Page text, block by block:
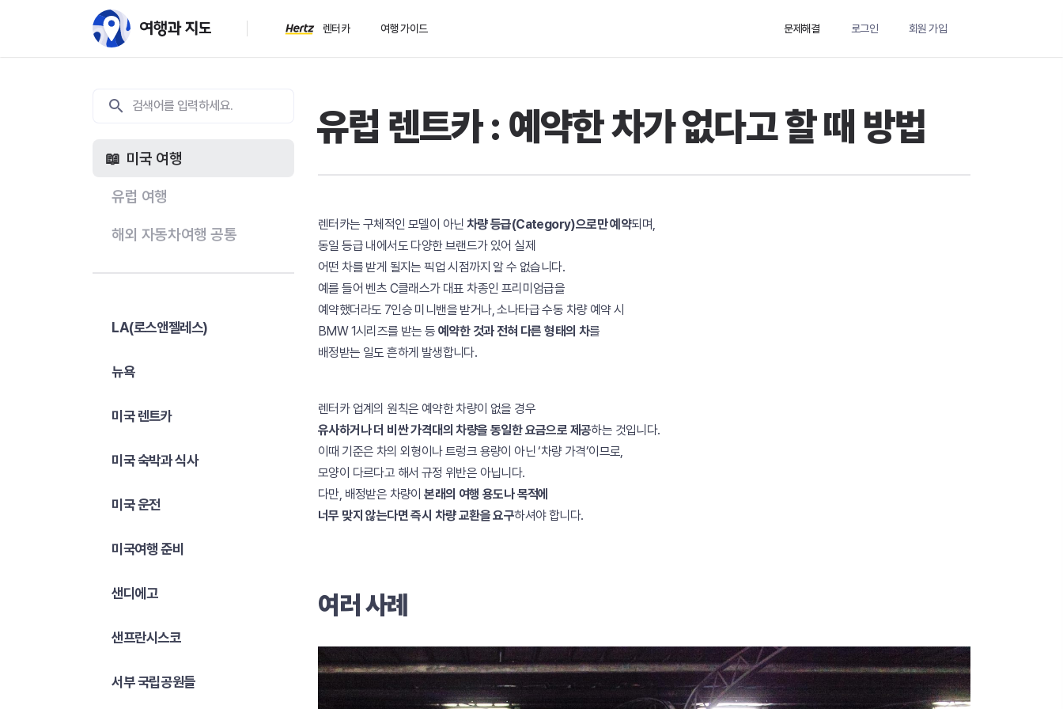
렌터카 여행 가이드 문제해결 로그인 회원 가입
미국 여행
유럽 여행
해외 자동차여행 공통
LA(로스앤젤레스)
뉴욕
미국 렌트카
미국 숙박과 식사
미국 운전
미국여행 준비
샌디에고
샌프란시스코
서부 국립공원들
유럽 렌트카 : 예약한 차가 없다고 할 때 방법
렌터카는 구체적인 모델이 아닌 차량 등급(Category)으로만 예약되며,
동일 등급 내에서도 다양한 브랜드가 있어 실제
어떤 차를 받게 될지는 픽업 시점까지 알 수 없습니다.
예를 들어 벤츠 C클래스가 대표 차종인 프리미엄급을
예약했더라도 7인승 미니밴을 받거나, 소나타급 수동 차량 예약 시
BMW 1시리즈를 받는 등 예약한 것과 전혀 다른 형태의 차를
배정받는 일도 흔하게 발생합니다.
렌터카 업계의 원칙은 예약한 차량이 없을 경우
유사하거나 더 비싼 가격대의 차량을 동일한 요금으로 제공하는 것입니다.
이때 기준은 차의 외형이나 트렁크 용량이 아닌 ‘차량 가격’이므로,
모양이 다르다고 해서 규정 위반은 아닙니다.
다만, 배정받은 차량이본래의 여행 용도나 목적에
너무 맞지 않는다면 즉시 차량 교환을 요구하셔야 합니다.
여러 사례